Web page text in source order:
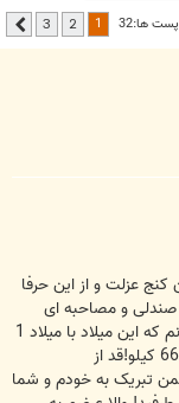
ها:32 2
3 بعدی
عزلت و از این حرفا
و مصاحبه ای
دگربار خدمت رسیدیم!کلا و جزئا باید به عرضتون برسونم که این میلاد با میلاد 1
ماه پیش خیلی خیلی میلی متفاوت است! از 65شدم 66 کیلو!قد از
ضمن تبریک به خودم و شما